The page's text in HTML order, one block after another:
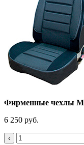
Фирменные чехлы
6 250 руб.
‹